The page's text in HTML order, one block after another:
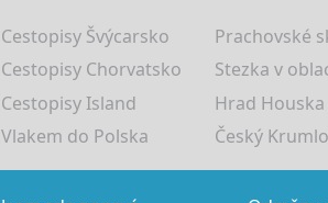
Cestopisy Švýcarsko Prachovské
Cestopisy Chorvatsko
Stezka v
Cestopisy Island
Hrad Houska
Vlakem do Polska
Český